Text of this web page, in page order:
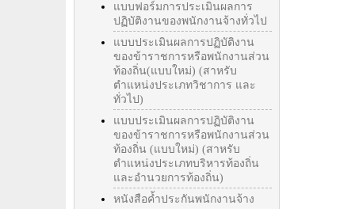
แบบฟอร์มการประเมินผลการ
ปฏิบัติงานของพนักงานจ้างทั่วไป
แบบประเมินผลการปฏิบัติงาน
ของข้าราชการหรือพนักงานส่วน
ท้องถิ่น(แบบใหม่) (สาหรับ
ตำแหน่งประเภทวิชาการ และ
ทั่วไป)
แบบประเมินผลการปฏิบัติงาน
ของข้าราชการหรือพนักงานส่วน
ท้องถิ่น (แบบใหม่) (สาหรับ
ตำแหน่งประเภทบริหารท้องถิ่น
และอำนวยการท้องถิ่น)
หนังสือค้ำประกันพนักงานจ้าง